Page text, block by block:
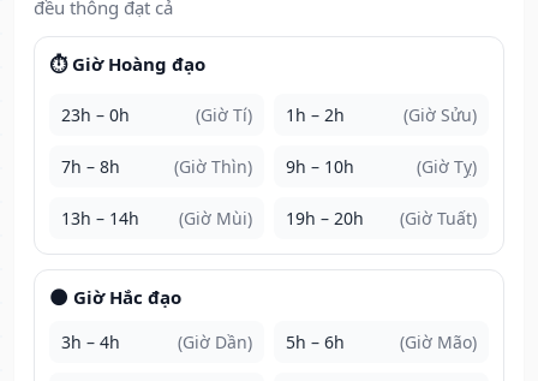
đều thông đạt cả
⏱️ Giờ Hoàng đạo
23h – 0h (Giờ Tí) 1h – 2h (Giờ Sửu)
7h – 8h (Giờ Thìn) 9h – 10h (Giờ Tỵ)
13h – 14h (Giờ Mùi) 19h – 20h (Giờ Tuất)
🌑 Giờ Hắc đạo
3h – 4h (Giờ Dần) 5h – 6h (Giờ Mão)